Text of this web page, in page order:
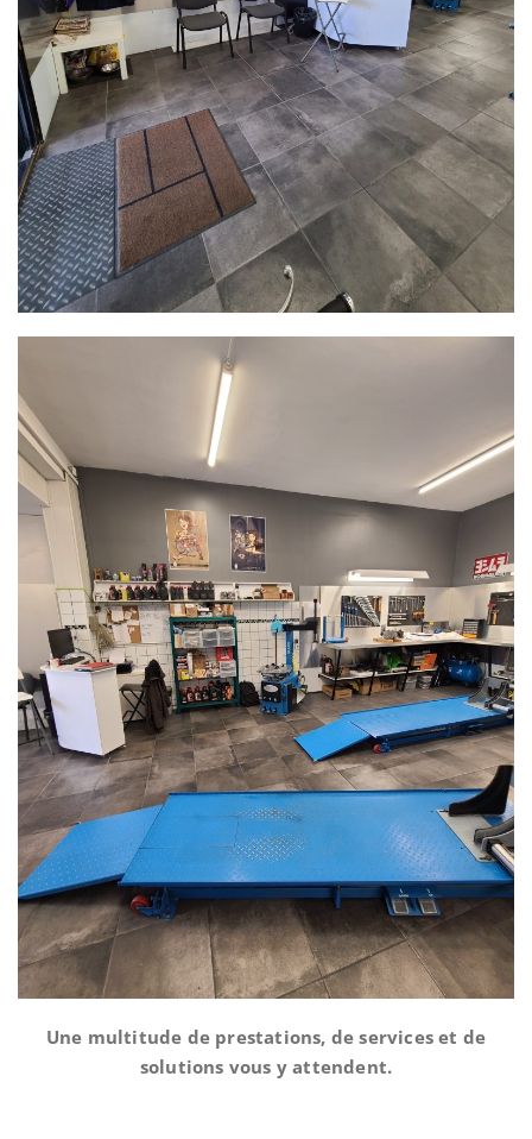
Une multitude de prestations, de services et de
solutions vous y attendent.